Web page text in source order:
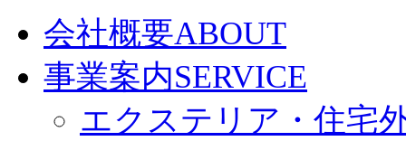
会社概要ABOUT
事業案内SERVICE
エクステリア・住宅